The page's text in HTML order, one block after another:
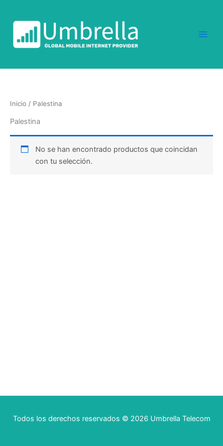
contenido
Inicio / Palestina
Palestina
No se han encontrado productos que coincidan
con tu selección.
Todos los derechos reservados © 2026 Umbrella Telecom